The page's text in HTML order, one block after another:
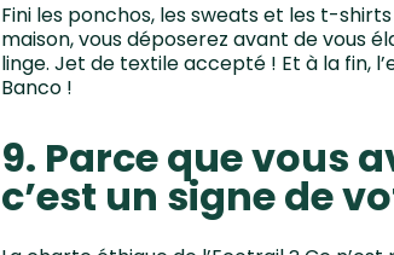
Fini les ponchos, les sweats et les t-
maison, vous déposerez avant de vous
linge. Jet de textile accepté ! Et à la fin,
Banco !
9. Parce que vous
c’est un signe de